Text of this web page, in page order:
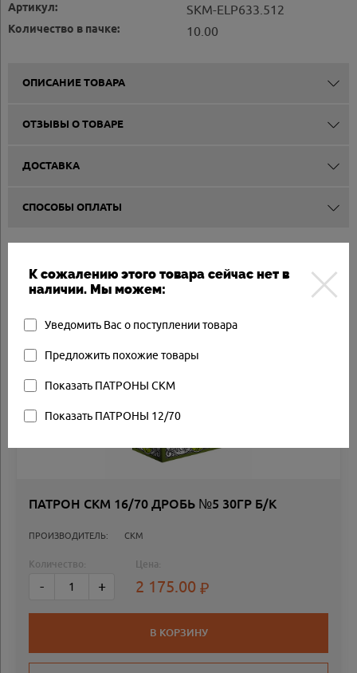
Артикул: SKM-ELP633.512
Количество в пачке: 10.00
ОПИСАНИЕ ТОВАРА
ОТЗЫВЫ О ТОВАРЕ
ДОСТАВКА
СПОСОБЫ ОПЛАТЫ
К сожалению этого товара сейчас нет в
наличии. Мы можем:
Уведомить Вас о поступлении товара
Предложить похожие товары
Показать ПАТРОНЫ СКМ
Показать ПАТРОНЫ 12/70
Другие товары
Товар в наличии
ПАТРОН СКМ 16/70 ДРОБЬ №5 30ГР Б/К
ПРОИЗВОДИТЕЛЬ: СКМ
Количество:
- +
Цена:
2 175.00
В КОРЗИНУ